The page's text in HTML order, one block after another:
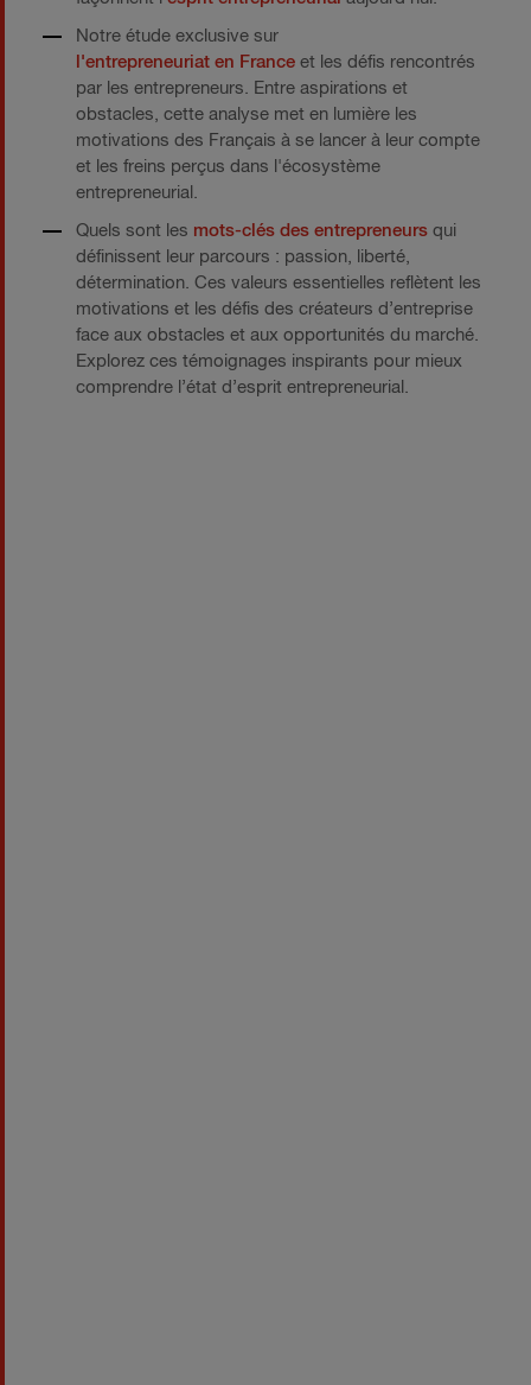
Notre étude exclusive sur
l'entrepreneuriat en France et les défis rencontrés
par les entrepreneurs. Entre aspirations et
obstacles, cette analyse met en lumière les
motivations des Français à se lancer à leur compte
et les freins perçus dans l'écosystème
entrepreneurial.
Quels sont les mots-clés des entrepreneurs qui
définissent leur parcours : passion, liberté,
détermination. Ces valeurs essentielles reflètent les
motivations et les défis des créateurs d’entreprise
face aux obstacles et aux opportunités du marché.
Explorez ces témoignages inspirants pour mieux
comprendre l’état d’esprit entrepreneurial.